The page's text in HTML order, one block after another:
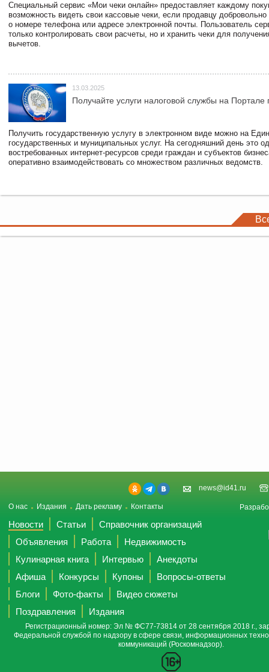
Специальный сервис «Мои чеки онлайн» предоставляет каждому
возможность видеть свои кассовые чеки, если продавцу
о номере телефона или адресе электронной почты. Пользователь
только контролировать свои расчеты, но и хранить чеки для
вычетов.
13.03.2025
Получайте услуги налоговой службы на Портале
Получить государственную услугу в электронном виде можно на
государственных и муниципальных услуг. На сегодняшний день это
востребованных интернет-ресурсов среди граждан и субъектов
оперативно взаимодействовать со множеством различных ведомств.
news@id41.ru
О нас Издания Дать рекламу Контакты
Новости Статьи
Справочник организаций
Объявления
Работа
Недвижимость
Кулинарная книга
Интервью
Анекдоты
Афиша
Конкурсы Купоны
Вопросы-ответы
Блоги
Фото-факты
Видео сюжеты
Поздравления
Издания
Регистрационный номер: Эл № ФС77-73814 от 28 сентября 2018 г.,
Федеральной службой по надзору в сфере связи, информационных
коммуникаций (Роскомнадзор).